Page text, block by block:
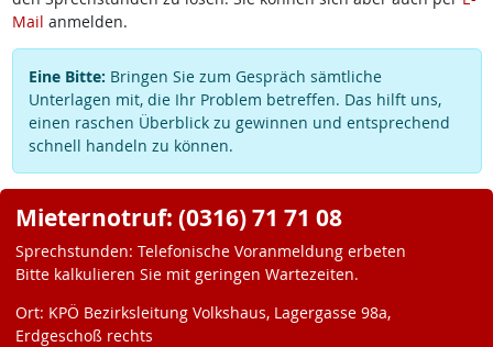
Mail anmelden.
Eine Bitte: Bringen Sie zum Gespräch sämtliche
Unterlagen mit, die Ihr Problem betreffen. Das hilft uns,
einen raschen Überblick zu gewinnen und entsprechend
schnell handeln zu können.
Mieternotruf: (0316) 71 71 08
Sprechstunden: Telefonische Voranmeldung erbeten
Bitte kalkulieren Sie mit geringen Wartezeiten.
Ort: KPÖ Bezirksleitung Volkshaus, Lagergasse 98a,
Erdgeschoß rechts